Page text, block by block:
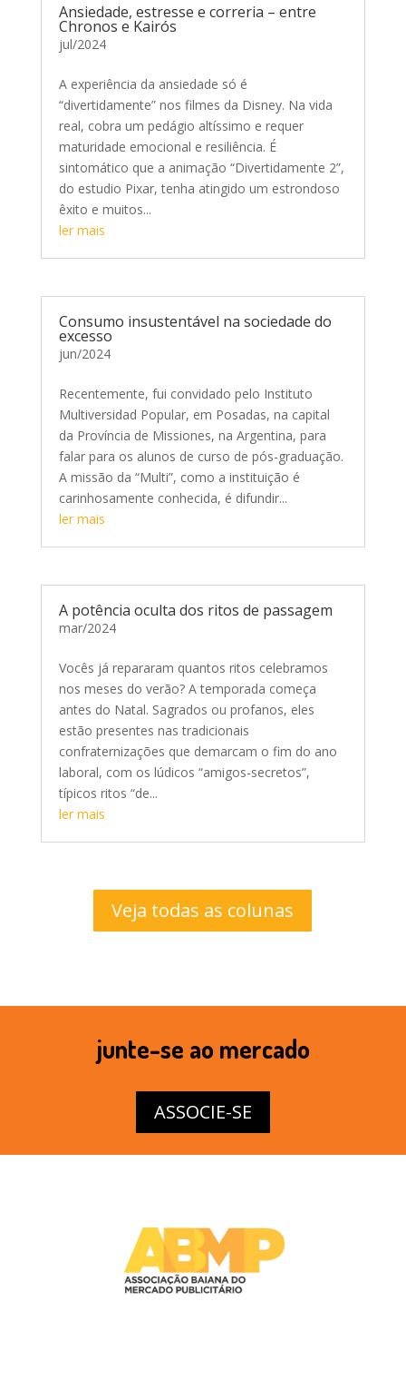
Ansiedade, estresse e correria – entre
Chronos e Kairós
jul/2024
A experiência da ansiedade só é
“divertidamente” nos filmes da Disney. Na vida
real, cobra um pedágio altíssimo e requer
maturidade emocional e resiliência. É
sintomático que a animação “Divertidamente 2”,
do estudio Pixar, tenha atingido um estrondoso
êxito e muitos...
ler mais
Consumo insustentável na sociedade do
excesso
jun/2024
Recentemente, fui convidado pelo Instituto
Multiversidad Popular, em Posadas, na capital
da Província de Missiones, na Argentina, para
falar para os alunos de curso de pós-graduação.
A missão da “Multi”, como a instituição é
carinhosamente conhecida, é difundir...
ler mais
A potência oculta dos ritos de passagem
mar/2024
Vocês já repararam quantos ritos celebramos
nos meses do verão? A temporada começa
antes do Natal. Sagrados ou profanos, eles
estão presentes nas tradicionais
confraternizações que demarcam o fim do ano
laboral, com os lúdicos “amigos-secretos”,
típicos ritos “de...
ler mais
Veja todas as colunas
junte-se ao mercado
ASSOCIE-SE